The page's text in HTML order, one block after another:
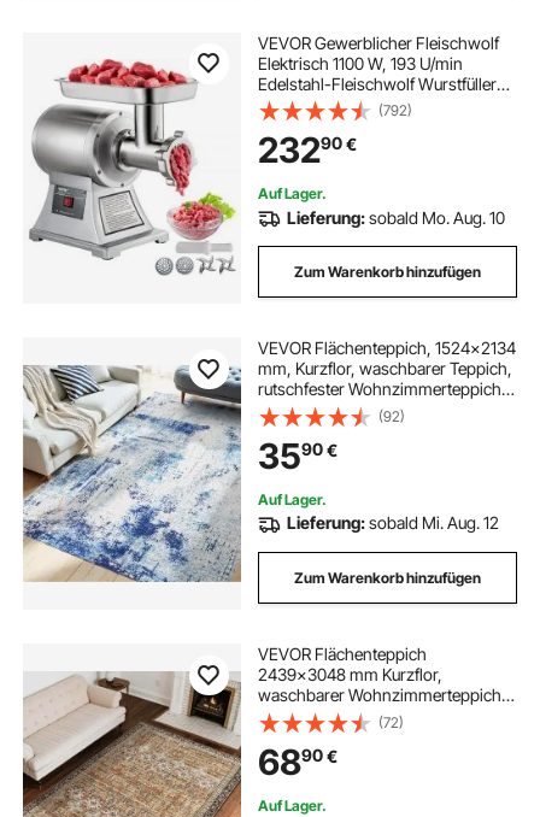
VEVOR Gewerblicher Fleischwolf
Elektrisch 1100 W, 193 U/min
Edelstahl-Fleischwolf Wurstfüller
mit Lochscheiben und Stopfer,
Hochleistungs-
Fleischwolfmaschine
Wurstfüllmaschine Silber
(792)
23290€
Auf Lager.
Lieferung:sobald Mo. Aug. 10
Zum Warenkorb hinzufügen
VEVOR Flächenteppich, 1524x2134
mm, Kurzflor, waschbarer Teppich,
rutschfester Wohnzimmerteppich,
Modern-Stil, Innenmatte für
Schlafzimmer, Büro, Wohnzimmer,
Kinderzimmer, Eingangsbereich,
Blau
(92)
3590€
Auf Lager.
Lieferung:sobald Mi. Aug. 12
Zum Warenkorb hinzufügen
VEVOR Flächenteppich
2439x3048 mm Kurzflor,
waschbarer Wohnzimmerteppich,
rutschfester Teppich, Vintage-Stil,
Innenmatte für Schlafzimmer,
Wohnzimmer, Kinderzimmer, Büro,
Braungrün
(72)
6890€
Auf Lager.